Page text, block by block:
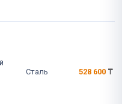
Сталь 528 600 ₸